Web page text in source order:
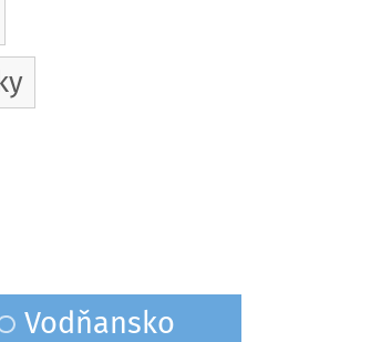
Vodňansko